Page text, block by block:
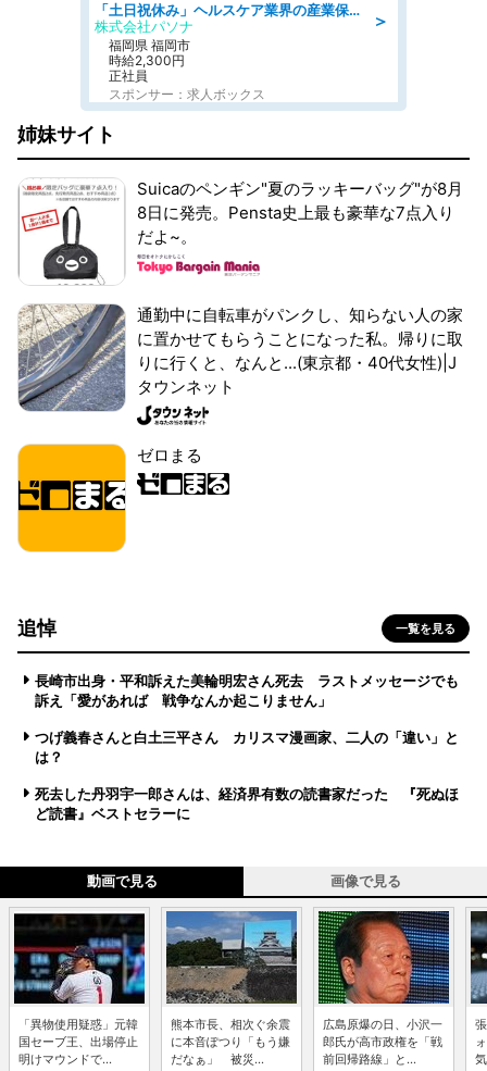
＞
「土日祝休み」ヘルスケア業界の産業保健師/高時給/未経験OK/要資格:保健師、正看護師
株式会社パソナ
福岡県 福岡市
時給2,300円
正社員
スポンサー：求人ボックス
姉妹サイト
Suicaのペンギン"夏のラッキーバッグ"が8月
8日に発売。Pensta史上最も豪華な7点入り
だよ~。
通勤中に自転車がパンクし、知らない人の家
に置かせてもらうことになった私。帰りに取
りに行くと、なんと...(東京都・40代女性)|J
タウンネット
ゼロまる
追悼 一覧を見る
長崎市出身・平和訴えた美輪明宏さん死去 ラストメッセージでも
訴え「愛があれば 戦争なんか起こりません」
つげ義春さんと白土三平さん カリスマ漫画家、二人の「違い」と
は？
死去した丹羽宇一郎さんは、経済界有数の読書家だった 『死ぬほ
ど読書』ベストセラーに
動画で見る 画像で見る
「異物使用疑惑」元韓
国セーブ王、出場停止
明けマウンドで...
熊本市長、相次ぐ余震
に本音ぽつり「もう嫌
だなぁ」 被災...
広島原爆の日、小沢一
郎氏が高市政権を「戦
前回帰路線」と...